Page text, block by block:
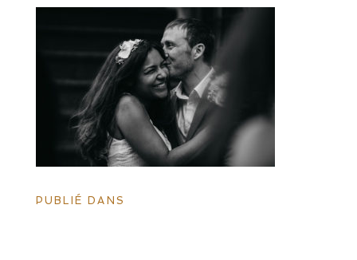
PUBLIÉ DANS